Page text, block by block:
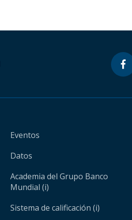
Eventos
Datos
Academia del Grupo Banco
Mundial (i)
Sistema de calificación (i)